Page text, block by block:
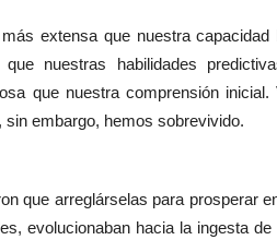
extensa que nuestra
nuestras habilidades
que nuestra comprensión
embargo, hemos sobrevivido.
que arreglárselas para prosperar
evolucionaban hacia la ingesta